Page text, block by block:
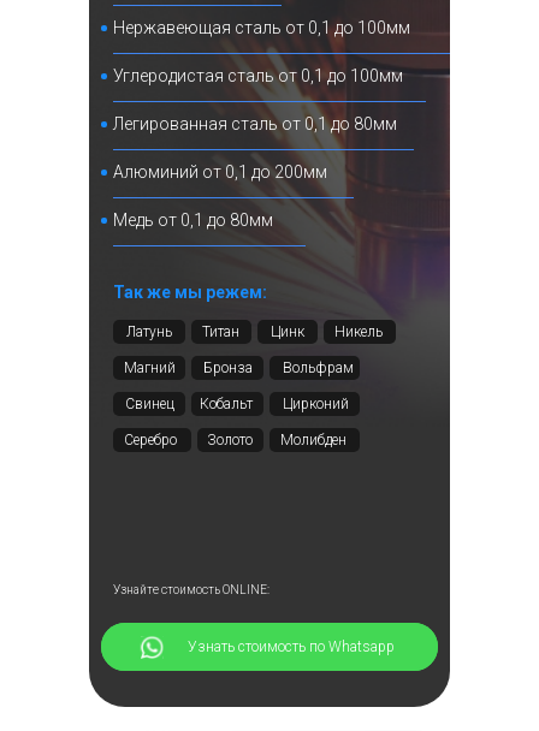
Нержавеющая сталь от 0,1 до 100мм
Углеродистая сталь от 0,1 до 100мм
Легированная сталь от 0,1 до 80мм
Алюминий от 0,1 до 200мм
⠀⠀⠀⠀Узнать стоимость по Whatsapp
Узнайте стоимость ONLINE:
Медь от 0,1 до 80мм
Так же мы режем:
Латунь Титан Цинк Никель
Магний Бронза Вольфрам
Молибден
Свинец Кобальт Цирконий
Серебро Золото